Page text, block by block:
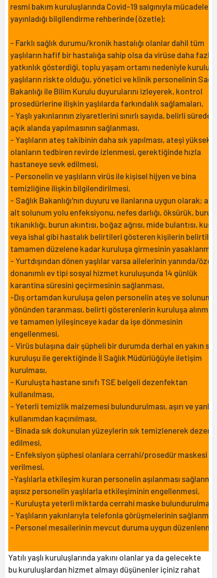
resmi bakım kuruluşlarında Covid-19 salgınıyla mücadele
yayınladığı bilgilendirme rehberinde(özetle);
- Farklı sağlık durumu/kronik hastalığı olanlar dahil tüm
yaşlıların hafif bir hastalığa sahip olsa da virüse daha fazla
yatkınlık gösterdiği, toplu yaşam ortamı nedeniyle
yaşlıların riskte olduğu, yönetici ve klinik personelinin
Bakanlığı ile Bilim Kurulu duyurularını izleyerek, kontrol
prosedürlerine ilişkin yaşlılarda farkındalık sağlamaları,
- Yaşlı yakınlarının ziyaretlerini sınırlı sayıda, belirli sürede
açık alanda yapılmasının sağlanması,
- Yaşlıların ateş takibinin daha sık yapılması, ateşi yüksek
olanların tedbiren revirde izlenmesi, gerektiğinde hızla
hastaneye sevk edilmesi,
- Personelin ve yaşlıların virüs ile kişisel hijyen ve bina
temizliğine ilişkin bilgilendirilmesi,
- Sağlık Bakanlığı'nın duyuru ve ilanlarına uygun olarak;
alt solunum yolu enfeksiyonu, nefes darlığı, öksürük, burun
tıkanıklığı, burun akıntısı, boğaz ağrısı, mide bulantısı,
veya ishal gibi hastalık belirtileri gösteren kişilerin
tamamen düzelene kadar kuruluşa girmesinin
- Yurtdışından dönen yaşlılar varsa ailelerinin yanında/özel
donanımlı ev tipi sosyal hizmet kuruluşunda 14 günlük
karantina süresini geçirmesinin sağlanması,
-Dış ortamdan kuruluşa gelen personelin ateş ve solunum
yönünden taranması, belirti gösterenlerin kuruluşa
ve tamamen iyileşinceye kadar da işe dönmesinin
engellenmesi,
- Virüs bulaşına dair şüpheli bir durumda derhal en yakın
kuruluşu ile gerektiğinde İl Sağlık Müdürlüğüyle iletişim
kurulması,
- Kuruluşta hastane sınıfı TSE belgeli dezenfektan
kullanılması,
- Yeterli temizlik malzemesi bulundurulması, aşırı ve yanlış
kullanımdan kaçınılması,
- Binada sık dokunulan yüzeylerin sık temizlenerek
edilmesi,
- Enfeksiyon şüphesi olanlara cerrahi/prosedür maskesi
verilmesi,
-Yaşlılarla etkileşim kuran personelin aşılanması
aşısız personelin yaşlılarla etkileşiminin engellenmesi,
- Kuruluşta yeterli miktarda cerrahi maske bulundurulması
- Yaşlıların yakınlarıyla telefonla görüşmelerinin
- Personel mesailerinin mevcut duruma uygun
Yatılı yaşlı kuruluşlarında yakını olanlar ya da gelecekte
bu kuruluşlardan hizmet almayı düşünenler içiniz rahat